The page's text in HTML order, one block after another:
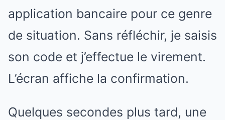
application bancaire pour ce genre
de situation. Sans réfléchir, je saisis
son code et j’effectue le virement.
L’écran affiche la confirmation.
Quelques secondes plus tard, une